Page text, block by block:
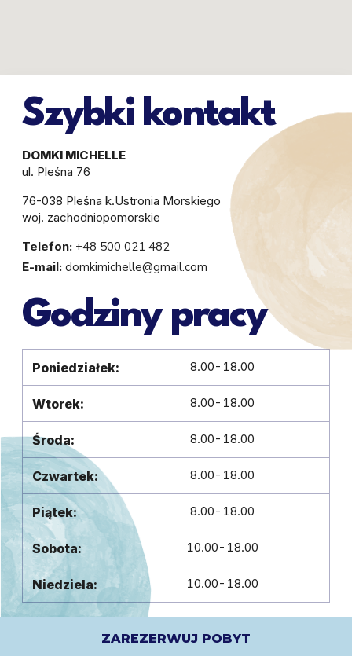
Szybki kontakt
DOMKI MICHELLE
ul. Pleśna 76
76-038 Pleśna k.Ustronia Morskiego
woj. zachodniopomorskie
Telefon: +48 500 021 482
E-mail: domkimichelle@gmail.com
Godziny pracy
Poniedziałek: 8.00-18.00
Wtorek: 8.00-18.00
Środa: 8.00-18.00
Czwartek: 8.00-18.00
Piątek: 8.00-18.00
Sobota: 10.00-18.00
Niedziela: 10.00-18.00
ZAREZERWUJ POBYT